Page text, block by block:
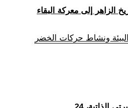
ونشاط حركات الخضر